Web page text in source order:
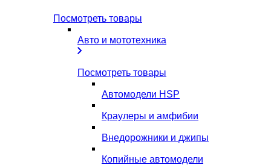
Посмотреть товары
Авто и мототехника
Посмотреть товары
Автомодели HSP
Краулеры и амфибии
Внедорожники и джипы
Копийные автомодели